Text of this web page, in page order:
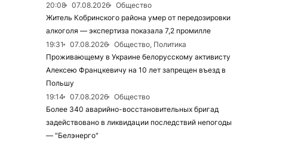
20:08
07.08.2026
Общество
Житель Кобринского района умер от передозировки
алкоголя — экспертиза показала 7,2 промилле
19:31
07.08.2026
Общество, Политика
Проживающему в Украине белорусскому активисту
Алексею Францкевичу на 10 лет запрещен въезд в
Польшу
19:14
07.08.2026
Общество
Более 340 аварийно-восстановительных бригад
задействовано в ликвидации последствий непогоды
— "Белэнерго"